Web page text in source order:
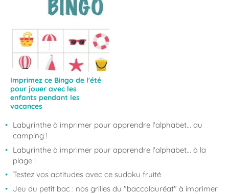
Imprimez ce Bingo de l'été
pour jouer avec les
enfants pendant les
vacances
Labyrinthe à imprimer pour apprendre l'alphabet... au
camping !
Labyrinthe à imprimer pour apprendre l'alphabet... à la
plage !
Testez vos aptitudes avec ce sudoku fruité
Jeu du petit bac : nos grilles du "baccalauréat" à imprimer